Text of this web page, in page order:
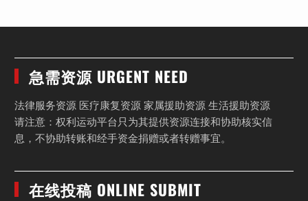
急需资源 URGENT NEED
法律服务资源 医疗康复资源 家属援助资源 生活援助资源
请注意：权利运动平台只为其提供资源连接和协助核实信
息，不协助转账和经手资金捐赠或者转赠事宜。
在线投稿 ONLINE SUBMIT